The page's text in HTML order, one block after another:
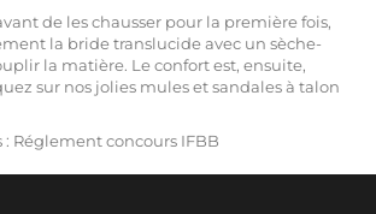
de les chausser pour la première fois,
la bride translucide avec un sèche-
la matière. Le confort est, ensuite,
sur nos jolies mules et sandales à talon
: Réglement concours IFBB